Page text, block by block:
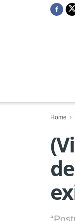
Home